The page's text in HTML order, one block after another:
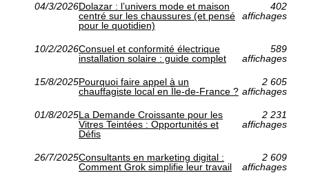
04/3/2026Dolazar : l’univers mode et maison
centré sur les chaussures (et pensé
pour le quotidien)
402
affichages
10/2/2026Consuel et conformité électrique
installation solaire : guide complet
589
affichages
15/8/2025Pourquoi faire appel à un
chauffagiste local en Île-de-France ?
2 605
affichages
01/8/2025La Demande Croissante pour les
Vitres Teintées : Opportunités et
Défis
2 231
affichages
26/7/2025Consultants en marketing digital :
Comment Grok simplifie leur travail
2 609
affichages